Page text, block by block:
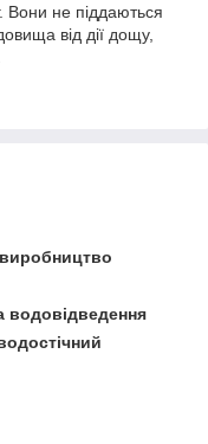
Вони не піддаються
від дії дощу,
водовідведення